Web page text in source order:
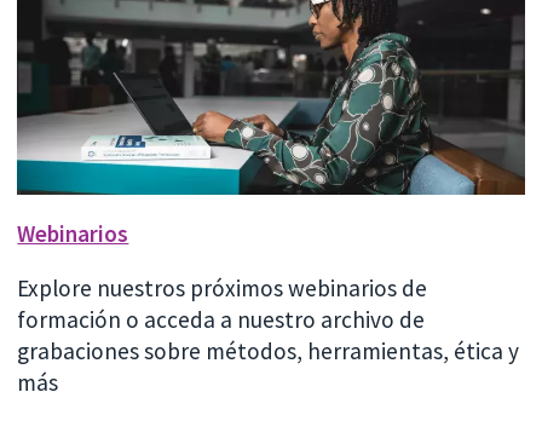
Webinarios
Explore nuestros próximos webinarios de
formación o acceda a nuestro archivo de
grabaciones sobre métodos, herramientas, ética y
más